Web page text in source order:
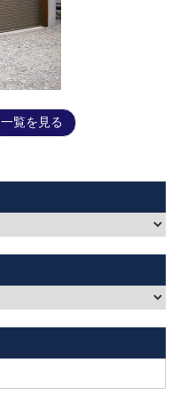
一覧を見る